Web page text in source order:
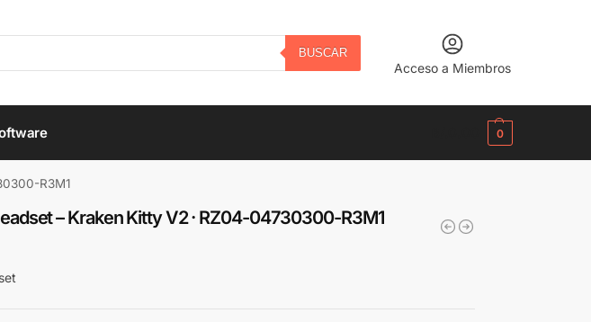
BUSCAR
Acceso a Miembros
0
R3M1
– Kraken Kitty V2 · RZ04-04730300-R3M1